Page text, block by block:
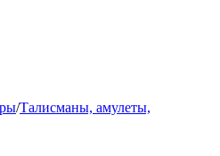
/Талисманы, амулеты,